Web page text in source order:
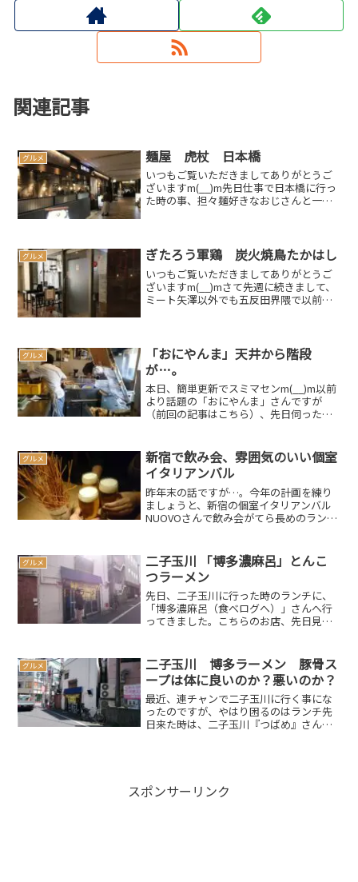
関連記事
グルメ 麺屋 虎杖 日本橋
いつもご覧いただきましてありがとうご
ざいますm(__)m先日仕事で日本橋に行っ
た時の事、担々麺好きなおじさんと一緒
ビルB1Fにありま...
グルメ ぎたろう軍鶏 炭火焼鳥たかはし
いつもご覧いただきましてありがとうご
ざいますm(__)mさて先週に続きまして、
ミート矢澤以外でも五反田界隈で以前か
位の気になる★のつ...
グルメ
「おにやんま」天井から階段
が…。
本日、簡単更新でスミマセンm(__)m以前
より話題の「おにやんま」さんですが
（前回の記事はこちら）、先日伺った時
て、階段を上げて…何かの合図で、また
階段を下ろしてスタッフ...
グルメ
新宿で飲み会、雰囲気のいい個室
イタリアンバル
昨年末の話ですが…。今年の計画を練り
ましょうと、新宿の個室イタリアンバル
NUOVOさんで飲み会がてら長めのランチ
国通りを渡り、新宿区役所方面に歩いて
すぐの角のビルにあ...
グルメ
二子玉川 「博多濃麻呂」とんこ
つラーメン
先日、二子玉川に行った時のランチに、
「博多濃麻呂（食べログへ）」さんへ行
ってきました。こちらのお店、先日見た
来ました。このお店、土地柄か子供連れ
の家族なども多いようで...
グルメ
二子玉川 博多ラーメン 豚骨ス
ープは体に良いのか？悪いのか？
最近、連チャンで二子玉川に行く事にな
ったのですが、やはり困るのはランチ先
日来た時は、二子玉川『つばめ』さんで
スポンサーリンク